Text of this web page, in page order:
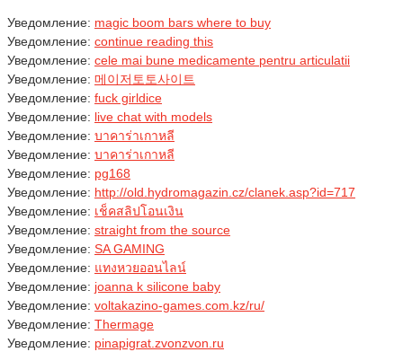
Уведомление: magic boom bars where to buy
Уведомление: continue reading this
Уведомление: cele mai bune medicamente pentru articulatii
Уведомление: 메이저토토사이트
Уведомление: fuck girldice
Уведомление: live chat with models
Уведомление: บาคาร่าเกาหลี
Уведомление: บาคาร่าเกาหลี
Уведомление: pg168
Уведомление: http://old.hydromagazin.cz/clanek.asp?id=717
Уведомление: เช็คสลิปโอนเงิน
Уведомление: straight from the source
Уведомление: SA GAMING
Уведомление: แทงหวยออนไลน์
Уведомление: joanna k silicone baby
Уведомление: voltakazino-games.com.kz/ru/
Уведомление: Thermage
Уведомление: pinapigrat.zvonzvon.ru